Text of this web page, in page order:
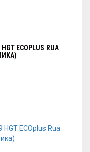
ECOPLUS RUA